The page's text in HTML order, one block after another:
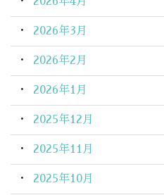
2026年3月
2026年2月
2026年1月
2025年12月
2025年11月
2025年10月